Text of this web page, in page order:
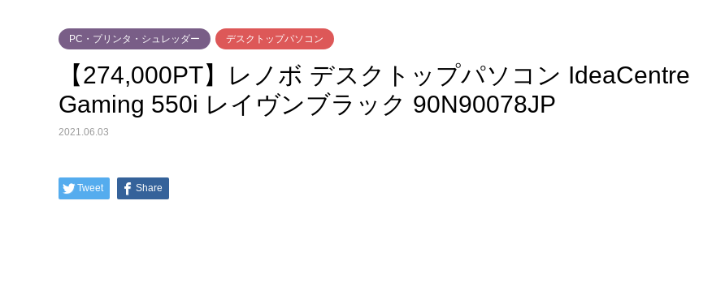
PC・プリンタ・シュレッダー デスクトップパソコン
【274,000PT】レノボ デスクトップパソコン IdeaCentre
Gaming 550i レイヴンブラック 90N90078JP
2021.06.03
Tweet Share